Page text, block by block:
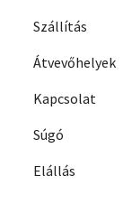
Szállítás
Átvevőhelyek
Kapcsolat
Súgó
Elállás